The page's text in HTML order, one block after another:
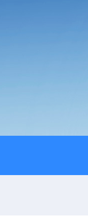
温恒湿稳定性试验箱